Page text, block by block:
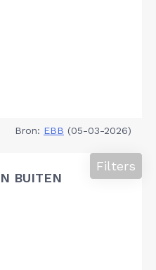
Bron: EBB (05-03-2026)
BUITEN
Filters